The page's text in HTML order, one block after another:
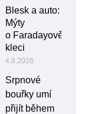
Blesk a auto:
Mýty
o Faradayově
kleci
4.8.2026
Srpnové
bouřky umí
přijít během